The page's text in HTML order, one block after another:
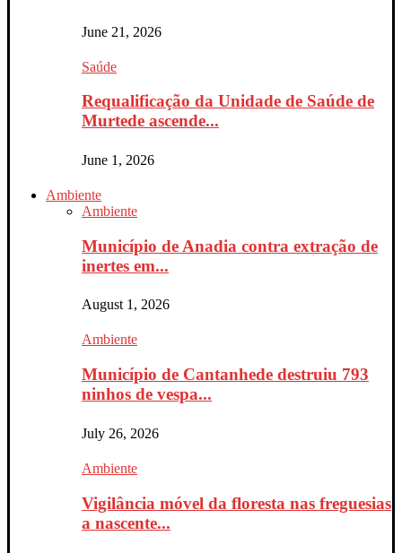
June 21, 2026
Saúde
Requalificação da Unidade de Saúde de
Murtede ascende...
June 1, 2026
Ambiente
Ambiente
Município de Anadia contra extração de
inertes em...
August 1, 2026
Ambiente
Município de Cantanhede destruiu 793
ninhos de vespa...
July 26, 2026
Ambiente
Vigilância móvel da floresta nas freguesias
a nascente...